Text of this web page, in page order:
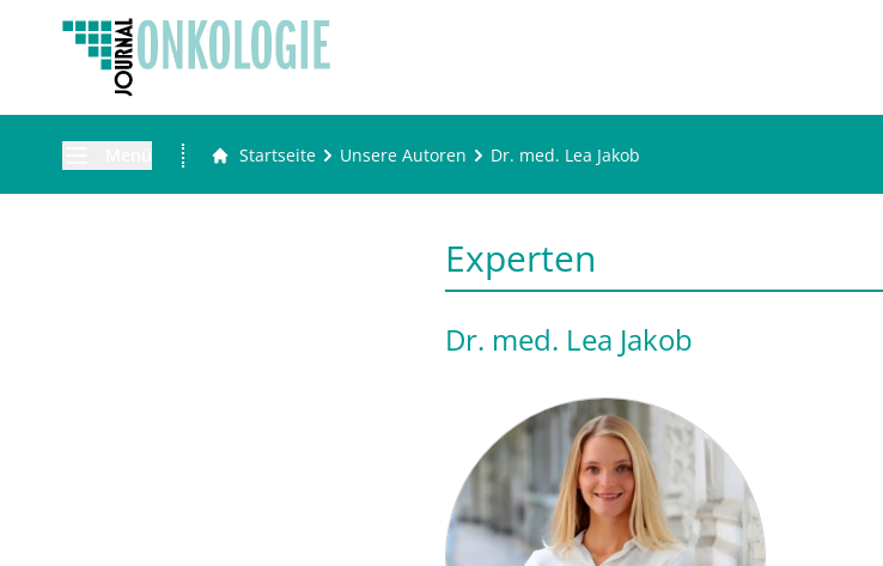
Startseite Unsere Autoren Dr. med. Lea Jakob
Experten
Dr. med. Lea Jakob